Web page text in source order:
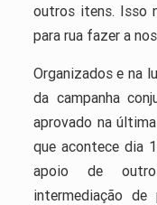
outros itens. Isso
para rua fazer a
Organizados e na
da campanha
aprovado na
que acontece dia
apoio de
intermediação